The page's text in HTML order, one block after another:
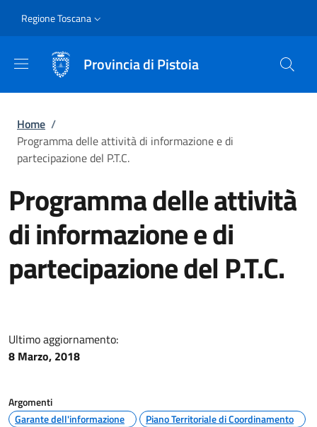
Slim
Regione Toscana
Provincia di Pistoia
Briciole di pane
Home /
Programma delle attività di informazione e di
partecipazione del P.T.C.
Programma delle attività
di informazione e di
partecipazione del P.T.C.
Ultimo aggiornamento:
8 Marzo, 2018
Argomenti
Garante dell'informazione
Piano Territoriale di Coordinamento